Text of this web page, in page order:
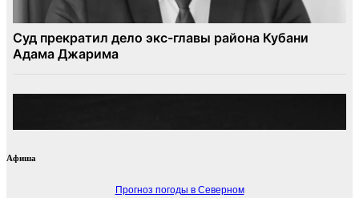
Афиша
Прогноз погоды в Северном